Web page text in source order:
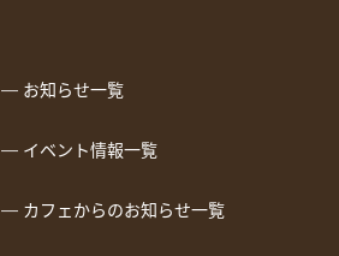
― お知らせ一覧
― イベント情報一覧
― カフェからのお知らせ一覧